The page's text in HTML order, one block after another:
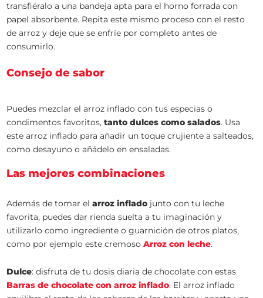
transfiéralo a una bandeja apta para el horno forrada con
papel absorbente. Repita este mismo proceso con el resto
de arroz y deje que se enfríe por completo antes de
consumirlo.
Consejo de sabor
Puedes mezclar el arroz inflado con tus especias o
condimentos favoritos,tanto dulces como salados. Usa
este arroz inflado para añadir un toque crujiente a salteados,
como desayuno o añádelo en ensaladas.
Las mejores combinaciones
Además de tomar elarroz inflado junto con tu leche
favorita, puedes dar rienda suelta a tu imaginación y
utilizarlo como ingrediente o guarnición de otros platos,
como por ejemplo este cremosoArroz con leche.
Dulce: disfruta de tu dosis diaria de chocolate con estas
Barras de chocolate con arroz inflado. El arroz inflado